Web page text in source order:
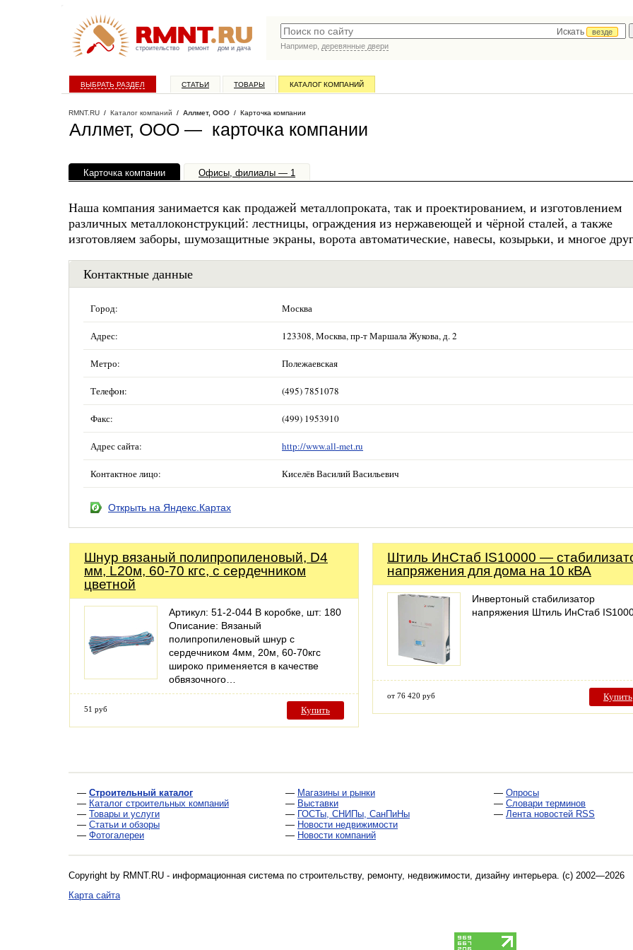
строительство ремонт дом и дача
Искать
везде
Например, деревянные двери
ВЫБРАТЬ РАЗДЕЛ СТАТЬИ ТОВАРЫ КАТАЛОГ КОМПАНИЙ
RMNT.RU / Каталог компаний / Аллмет, ООО / Карточка компании
Аллмет, ООО — карточка компании
Карточка компании Офисы, филиалы — 1
Наша компания занимается как продажей металлопроката, так и проектированием, и изготовлением
различных металлоконструкций: лестницы, ограждения из нержавеющей и чёрной сталей, а также
изготовляем заборы, шумозащитные экраны, ворота автоматические, навесы, козырьки, и многое
Контактные данные
Город: Москва
Адрес: 123308, Москва, пр-т Маршала Жукова, д. 2
Метро: Полежаевская
Телефон: (495) 7851078
Факс: (499) 1953910
Адрес сайта: http://www.all-met.ru
Контактное лицо: Киселёв Василий Васильевич
Открыть на Яндекс.Картах
Шнур вязаный полипропиленовый, D4
мм, L20м, 60-70 кгс, с сердечником
цветной
Артикул: 51-2-044 В коробке, шт: 180
Описание: Вязаный
полипропиленовый шнур с
сердечником 4мм, 20м, 60-70кгс
широко применяется в качестве
обвязочного…
51 руб Купить
Штиль ИнСтаб IS10000 —
напряжения для дома на 10 кВА
Инвертоный стабилизатор
напряжения Штиль ИнСтаб
от 76 420 руб Купить
— Строительный каталог
— Каталог строительных компаний
— Товары и услуги
— Статьи и обзоры
— Фотогалереи
— Магазины и рынки
— Выставки
— ГОСТы, СНИПы, СанПиНы
— Новости недвижимости
— Новости компаний
— Опросы
— Словари терминов
— Лента новостей RSS
Copyright by RMNT.RU - информационная система по строительству, ремонту, недвижимости, дизайну интерьера. (c) 2002—2026
Карта сайта